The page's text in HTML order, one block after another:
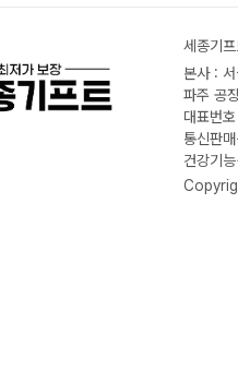
세종기
본사 :
파주 공
대표번
통신판
건강기